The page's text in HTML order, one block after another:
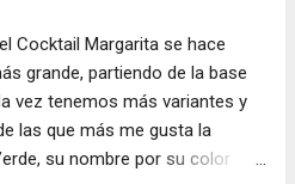
Cocktail Margarita se hace
grande, partiendo de la base
vez tenemos más variantes y
las que más me gusta la
su nombre por su color